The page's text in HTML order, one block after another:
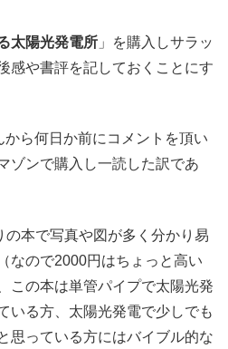
太陽光発電所 」を購入しサラッ
感や書評を記しておくことにす
から何日か前にコメントを頂い
ゾンで購入し一読した訳であ
の本で写真や図が多く分かり易
なので2000円はちょっと高い
この本は単管パイプで太陽光発
いる方、太陽光発電で少しでも
思っている方にはバイブル的な